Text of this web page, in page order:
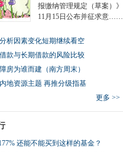
报缴纳管理规定（草案）》
11月15日公布并征求意……
析因素变化短期继续看空
款与长期借款的风险比较
房为谁而建（南方周末）
地资源主题 再推分级指基
更多 >>
还能不能买到这样的基金？